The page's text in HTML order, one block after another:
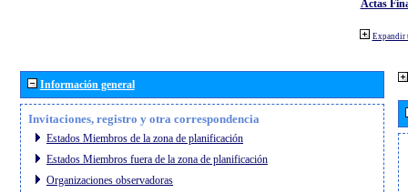
Actas
Expandir
Información general
Invitaciones, registro y otra correspondencia
Estados Miembros de la zona de planificación
Estados Miembros fuera de la zona de planificación
Organizaciones observadoras